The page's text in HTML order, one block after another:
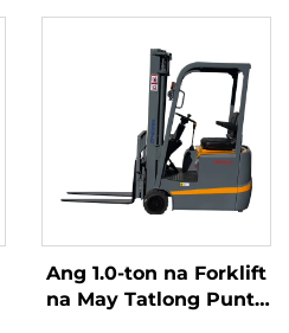
Ang 1.0-ton na Forklift
na May Tatlong Punto